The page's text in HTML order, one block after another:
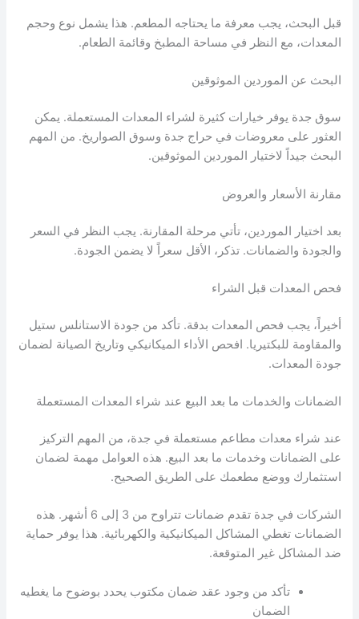
قبل البحث، يجب معرفة ما يحتاجه المطعم. هذا يشمل نوع وحجم
المعدات، مع النظر في مساحة المطبخ وقائمة الطعام.
البحث عن الموردين الموثوقين
سوق جدة يوفر خيارات كثيرة لشراء المعدات المستعملة. يمكن
العثور على معروضات في حراج جدة وسوق الصواريخ. من المهم
البحث جيداً لاختيار الموردين الموثوقين.
مقارنة الأسعار والعروض
بعد اختيار الموردين، تأتي مرحلة المقارنة. يجب النظر في السعر
والجودة والضمانات. تذكر، الأقل سعراً لا يضمن الجودة.
فحص المعدات قبل الشراء
أخيراً، يجب فحص المعدات بدقة. تأكد من جودة الاستانلس ستيل
والمقاومة للبكتيريا. افحص الأداء الميكانيكي وتاريخ الصيانة لضمان
جودة المعدات.
الضمانات والخدمات ما بعد البيع عند شراء المعدات المستعملة
عند شراء معدات مطاعم مستعملة في جدة، من المهم التركيز
على الضمانات وخدمات ما بعد البيع. هذه العوامل مهمة لضمان
استثمارك ووضع مطعمك على الطريق الصحيح.
الشركات في جدة تقدم ضمانات تتراوح من 3 إلى 6 أشهر. هذه
الضمانات تغطي المشاكل الميكانيكية والكهربائية. هذا يوفر حماية
ضد المشاكل غير المتوقعة.
تأكد من وجود عقد ضمان مكتوب يحدد بوضوح ما يغطيه
الضمان